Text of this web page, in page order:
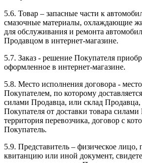
5.6. Товар – запасные части к
смазочные материалы, охлаждающие
для обслуживания и ремонта
Продавцом в интернет-магазине.
5.7. Заказ - решение Покупателя
оформленное в интернет-магазине.
5.8. Место исполнения договора -
Покупателем, по которому
силами Продавца, или склад Продавца,
Покупателя от доставки товара
территория перевозчика, договор с
Покупатель.
5.9. Представитель – физическое лицо,
квитанцию или иной документ,